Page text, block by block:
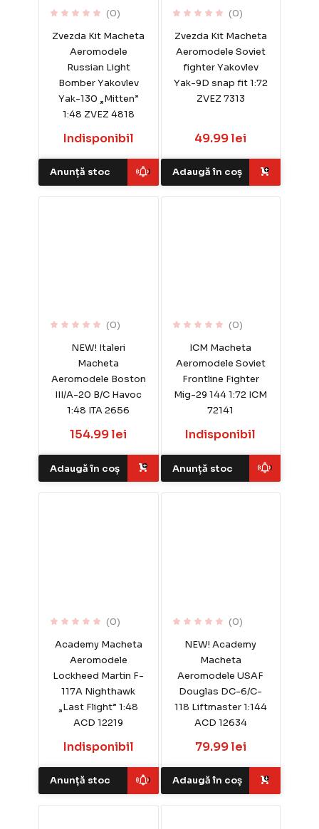
(0)
Zvezda Kit Macheta
Aeromodele
Russian Light
Bomber Yakovlev
Yak-130 „Mitten”
1:48 ZVEZ 4818
Indisponibil
Anunță stoc
(0)
Zvezda Kit Macheta
Aeromodele Soviet
fighter Yakovlev
Yak-9D snap fit 1:72
ZVEZ 7313
49.99 lei
Adaugă în coș
(0)
NEW! Italeri
Macheta
Aeromodele Boston
III/A-20 B/C Havoc
1:48 ITA 2656
154.99 lei
Adaugă în coș
(0)
ICM Macheta
Aeromodele Soviet
Frontline Fighter
Mig-29 144 1:72 ICM
72141
Indisponibil
Anunță stoc
(0)
Academy Macheta
Aeromodele
Lockheed Martin F-
117A Nighthawk
„Last Flight” 1:48
ACD 12219
Indisponibil
Anunță stoc
(0)
NEW! Academy
Macheta
Aeromodele USAF
Douglas DC-6/C-
118 Liftmaster 1:144
ACD 12634
79.99 lei
Adaugă în coș